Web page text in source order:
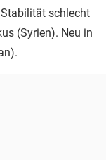
schlecht
(Syrien). Neu in